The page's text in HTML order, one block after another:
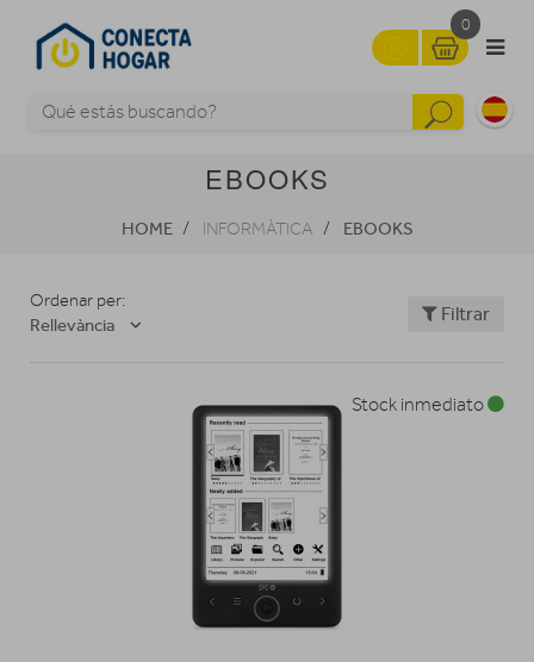
0
EBOOKS
HOME INFORMÀTICA EBOOKS
Ordenar per:
Rellevància
Filtrar
Stock inmediato